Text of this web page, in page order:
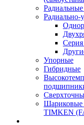
Радиально-
Упорные
Гибридные
TIMKEN